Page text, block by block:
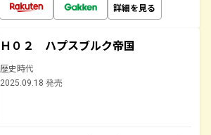
詳細を見る
Ｈ０２ ハプスブルク帝国
歴史時代
2025.09.18 発売